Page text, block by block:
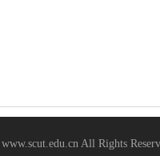
All Rights